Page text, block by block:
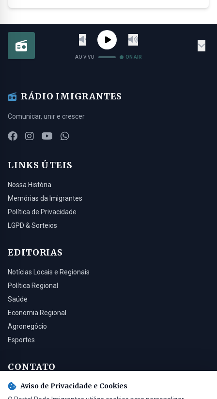
AO VIVO ON AIR
RÁDIO IMIGRANTES
Comunicar, unir e crescer
LINKS ÚTEIS
Nossa História
Memórias da Imigrantes
Política de Privacidade
LGPD & Sorteios
EDITORIAS
Notícias Locais e Regionais
Política Regional
Saúde
Economia Regional
Agronegócio
Esportes
CONTATO
Turvo - SC, 88930-000
Aviso de Privacidade e Cookies